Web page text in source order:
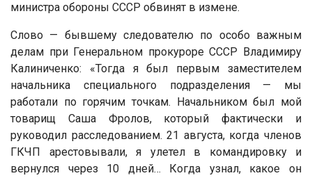
министра обороны СССР обвинят в измене.
Слово — бывшему следователю по особо важным
делам при Генеральном прокуроре СССР Владимиру
Калиниченко: «Тогда я был первым заместителем
начальника специального подразделения — мы
работали по горячим точкам. Начальником был мой
товарищ Саша Фролов, который фактически и
руководил расследованием. 21 августа, когда членов
ГКЧП арестовывали, я улетел в командировку и
вернулся через 10 дней… Когда узнал, какое он